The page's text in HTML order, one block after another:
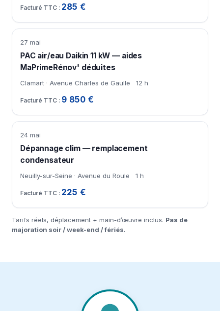
285 €
27 mai
PAC air/eau Daikin 11 kW — aides
MaPrimeRénov' déduites
Clamart · Avenue Charles de Gaulle 12 h
9 850 €
24 mai
Dépannage clim — remplacement
condensateur
Neuilly-sur-Seine · Avenue du Roule 1 h
225 €
Tarifs réels, déplacement + main-d’œuvre inclus. Pas de
majoration soir / week-end / fériés.